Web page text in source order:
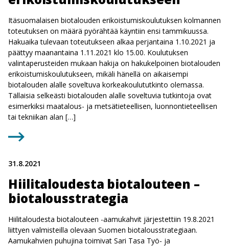
Itäsuomalaisen biotalouden erikoistumiskoulutuksen kolmannen
toteutuksen on määrä pyörähtää käyntiin ensi tammikuussa.
Hakuaika tulevaan toteutukseen alkaa perjantaina 1.10.2021 ja
päättyy maanantaina 1.11.2021 klo 15.00. Koulutuksen
valintaperusteiden mukaan hakija on hakukelpoinen biotalouden
erikoistumiskoulutukseen, mikäli hänellä on aikaisempi
biotalouden alalle soveltuva korkeakoulututkinto olemassa.
Tällaisia selkeästi biotalouden alalle soveltuvia tutkintoja ovat
esimerkiksi maatalous- ja metsätieteellisen, luonnontieteellisen
tai tekniikan alan […]
31.8.2021
Hiilitaloudesta biotalouteen –
biotalousstrategia
Hiilitaloudesta biotalouteen -aamukahvit järjestettiin 19.8.2021
liittyen valmisteilla olevaan Suomen biotalousstrategiaan.
Aamukahvien puhujina toimivat Sari Tasa Työ- ja